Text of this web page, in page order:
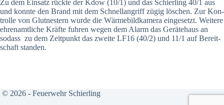
Zu dem Ein­satz rück­te der Kdow (10/1) und das Schier­ling 40/1 aus
und konn­te den Brand mit dem Schnell­an­griff zügig löschen. Zur Kon­
trol­le von Glut­nes­tern wur­de die Wär­me­bild­ka­me­ra ein­ge­setzt. Wei­te­re
ehren­amt­li­che Kräf­te fuh­ren wegen dem Alarm das Gerä­te­haus an
sodass zu dem Zeit­punkt das zwei­te LF16 (40/2) und 11/1 auf Bereit­
schaft stan­den.
© 2026 - Feuerwehr Schierling